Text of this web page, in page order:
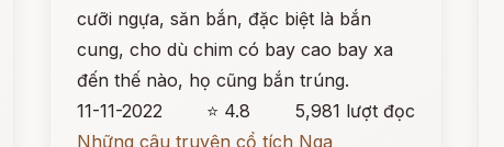
cưỡi ngựa, săn bắn, đặc biệt là bắn
cung, cho dù chim có bay cao bay xa
đến thế nào, họ cũng bắn trúng.
11-11-2022
⭐ 4.8
5,981 lượt đọc
Những câu truyện cổ tích Nga